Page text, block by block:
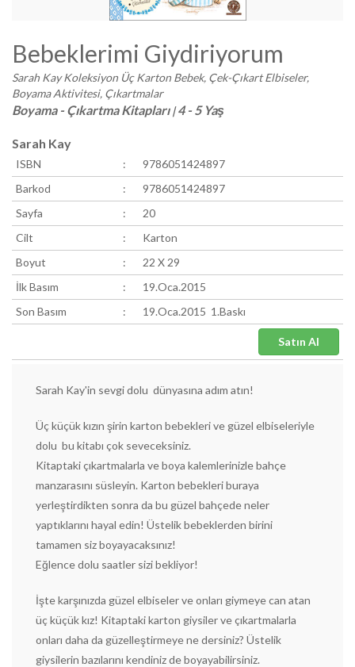
Bebeklerimi Giydiriyorum
Sarah Kay Koleksiyon Üç Karton Bebek, Çek-Çıkart Elbiseler,
Boyama Aktivitesi, Çıkartmalar
Boyama - Çıkartma Kitapları|4 - 5 Yaş
Sarah Kay
ISBN :
9786051424897
Barkod
:
9786051424897
Sayfa
:
20
Cilt
:
Karton
Boyut
:
22 X 29
İlk Basım
:
19.Oca.2015
Son Basım
: 19.Oca.2015 1.Baskı
Sarah Kay'in sevgi dolu dünyasına adım atın!
Üç küçük kızın şirin karton bebekleri ve güzel elbiseleriyle
dolu bu kitabı çok seveceksiniz.
Kitaptaki çıkartmalarla ve boya kalemlerinizle bahçe
manzarasını süsleyin. Karton bebekleri buraya
yerleştirdikten sonra da bu güzel bahçede neler
yaptıklarını hayal edin! Üstelik bebeklerden birini
tamamen siz boyayacaksınız!
Eğlence dolu saatler sizi bekliyor!
İşte karşınızda güzel elbiseler ve onları giymeye can atan
üç küçük kız! Kitaptaki karton giysiler ve çıkartmalarla
onları daha da güzelleştirmeye ne dersiniz? Üstelik
giysilerin bazılarını kendiniz de boyayabilirsiniz.